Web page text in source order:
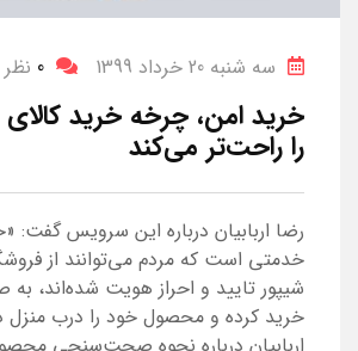
سه شنبه 20 خرداد 1399 0 نظر
خرید امن، چرخه خرید
را راحت‌تر می‌کند
رضا اربابیان درباره این سرویس گفت:
خدمتی است که مردم می‌توانند از
شیپور تایید و احراز هویت شده‌اند، به
خرید کرده و محصول خود را درب منزل